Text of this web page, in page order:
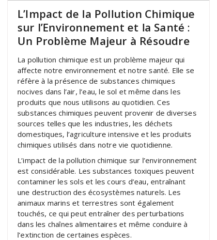
L’Impact de la Pollution Chimique
sur l’Environnement et la Santé :
Un Problème Majeur à Résoudre
La pollution chimique est un problème majeur qui
affecte notre environnement et notre santé. Elle se
réfère à la présence de substances chimiques
nocives dans l’air, l’eau, le sol et même dans les
produits que nous utilisons au quotidien. Ces
substances chimiques peuvent provenir de diverses
sources telles que les industries, les déchets
domestiques, l’agriculture intensive et les produits
chimiques utilisés dans notre vie quotidienne.
L’impact de la pollution chimique sur l’environnement
est considérable. Les substances toxiques peuvent
contaminer les sols et les cours d’eau, entraînant
une destruction des écosystèmes naturels. Les
animaux marins et terrestres sont également
touchés, ce qui peut entraîner des perturbations
dans les chaînes alimentaires et même conduire à
l’extinction de certaines espèces.